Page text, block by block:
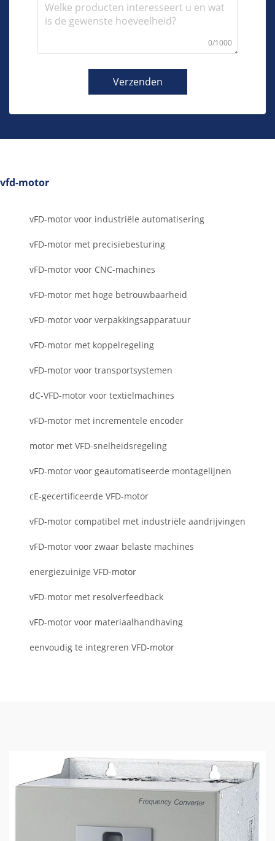
0/1000
Verzenden
vfd-motor
vFD-motor voor industriële automatisering
vFD-motor met precisiebesturing
vFD-motor voor CNC-machines
vFD-motor met hoge betrouwbaarheid
vFD-motor voor verpakkingsapparatuur
vFD-motor met koppelregeling
vFD-motor voor transportsystemen
dC-VFD-motor voor textielmachines
vFD-motor met incrementele encoder
motor met VFD-snelheidsregeling
vFD-motor voor geautomatiseerde montagelijnen
cE-gecertificeerde VFD-motor
vFD-motor compatibel met industriële aandrijvingen
vFD-motor voor zwaar belaste machines
energiezuinige VFD-motor
vFD-motor met resolverfeedback
vFD-motor voor materiaalhandhaving
eenvoudig te integreren VFD-motor